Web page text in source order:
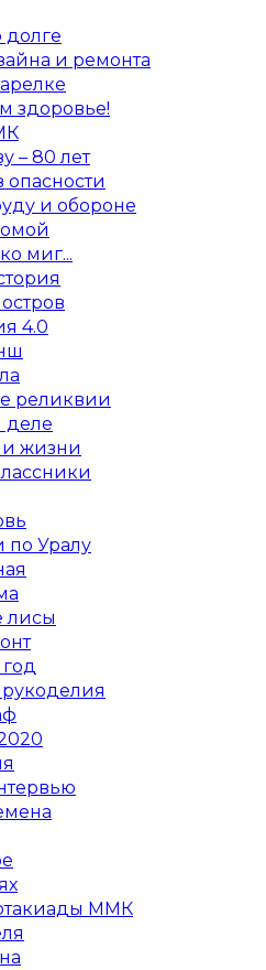
долге
и ремонта
здоровье!
– 80 лет
опасности
и обороне
миг...
4.0
реликвии
деле
жизни
по Уралу
лисы
ММК